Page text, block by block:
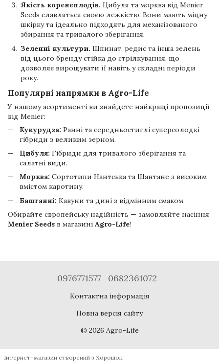
Якість коренеплодів. Цибуля та морква від Menier
Seeds славляться своєю лежкістю. Вони мають міцну
шкірку та ідеально підходять для механізованого
збирання та тривалого зберігання.
Зеленні культури. Шпинат, редис та інша зелень
від цього бренду стійка до стрілкування, що
дозволяє вирощувати її навіть у складні періоди
року.
Популярні напрямки в Agro-Life
У нашому асортименті ви знайдете найкращі пропозиції
від Menier:
Кукурудза: Ранні та середньостиглі суперсолодкі
гібриди з великим зерном.
Цибуля: Гібриди для тривалого зберігання та
салатні види.
Морква: Сортотипи Нантська та Шантане з високим
вмістом каротину.
Баштанні: Кавуни та дині з відмінним смаком.
Обирайте європейську надійність — замовляйте насіння
Menier Seeds в магазині Agro-Life!
0976771577 0682361072
Контактна інформація
Повна версія сайту
© 2026 Agro-Life
Інтернет-магазин створений з Хорошоп